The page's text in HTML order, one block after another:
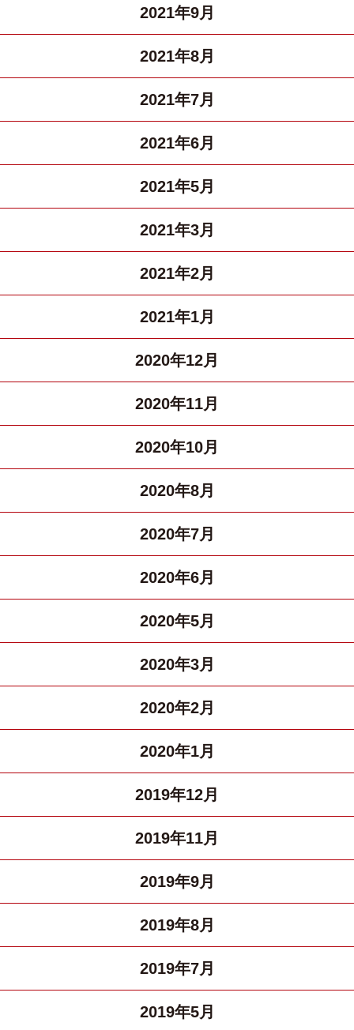
2021年9月
2021年8月
2021年7月
2021年6月
2021年5月
2021年3月
2021年2月
2021年1月
2020年12月
2020年11月
2020年10月
2020年8月
2020年7月
2020年6月
2020年5月
2020年3月
2020年2月
2020年1月
2019年12月
2019年11月
2019年9月
2019年8月
2019年7月
2019年5月